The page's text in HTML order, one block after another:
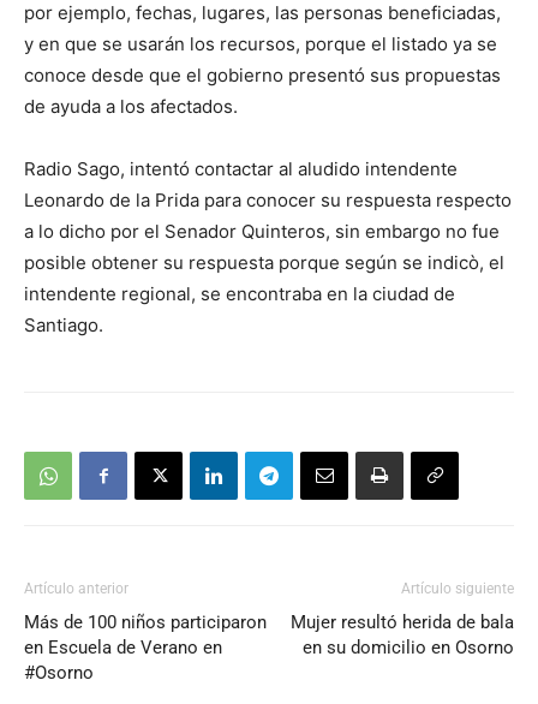
por ejemplo, fechas, lugares, las personas beneficiadas,
y en que se usarán los recursos, porque el listado ya se
conoce desde que el gobierno presentó sus propuestas
de ayuda a los afectados.
Radio Sago, intentó contactar al aludido intendente
Leonardo de la Prida para conocer su respuesta respecto
a lo dicho por el Senador Quinteros, sin embargo no fue
posible obtener su respuesta porque según se indicò, el
intendente regional, se encontraba en la ciudad de
Santiago.
Artículo anterior
Más de 100 niños participaron
en Escuela de Verano en
#Osorno
Artículo siguiente
Mujer resultó herida de bala
en su domicilio en Osorno